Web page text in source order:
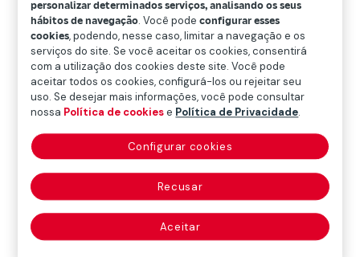
O novo plano estratégico prevê
receitas de 30 bilhões em 2021 e um
crescimento médio nos prêmios de 5%
e o ROE médio de 10% para o triênio.
O negócio digital crescerá 41% nos três
anos.
Potenciaremos o negócio de Vida, com
um crescimento médio dos prêmios de
Vida risco de 8% anual.
A taxa combinada média dos três anos
será de 96%.
personalizar determinados serviços, analisando os seus
hábitos de navegação. Você podeconfigurar esses
cookies, podendo, nesse caso, limitar a navegação e os
serviços do site. Se você aceitar os cookies, consentirá
com a utilização dos cookies deste site. Você pode
aceitar todos os cookies, configurá-los ou rejeitar seu
uso. Se desejar mais informações, você pode consultar
nossa Política de cookiese Política de Privacidade.
Configurar cookies
Recusar
Aceitar